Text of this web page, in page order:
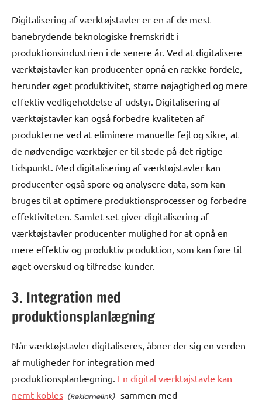
Digitalisering af værktøjstavler er en af de mest
banebrydende teknologiske fremskridt i
produktionsindustrien i de senere år. Ved at digitalisere
værktøjstavler kan producenter opnå en række fordele,
herunder øget produktivitet, større nøjagtighed og mere
effektiv vedligeholdelse af udstyr. Digitalisering af
værktøjstavler kan også forbedre kvaliteten af
produkterne ved at eliminere manuelle fejl og sikre, at
de nødvendige værktøjer er til stede på det rigtige
tidspunkt. Med digitalisering af værktøjstavler kan
producenter også spore og analysere data, som kan
bruges til at optimere produktionsprocesser og forbedre
effektiviteten. Samlet set giver digitalisering af
værktøjstavler producenter mulighed for at opnå en
mere effektiv og produktiv produktion, som kan føre til
øget overskud og tilfredse kunder.
3. Integration med
produktionsplanlægning
Når værktøjstavler digitaliseres, åbner der sig en verden
af muligheder for integration med
produktionsplanlægning. En digital værktøjstavle kan
nemt kobles
sammen med